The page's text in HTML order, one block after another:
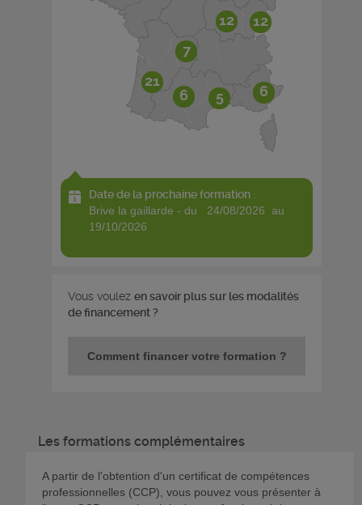
21
12 12
5
7
6 6
Date de la prochaine formation :
brive la gaillarde - du 24/08/2026 au
19/10/2026
Vous voulez en savoir plus sur les modalités
de financement ?
Comment financer votre formation ?
Les formations complémentaires
A partir de l'obtention d'un certificat de compétences
professionnelles (CCP), vous pouvez vous présenter à